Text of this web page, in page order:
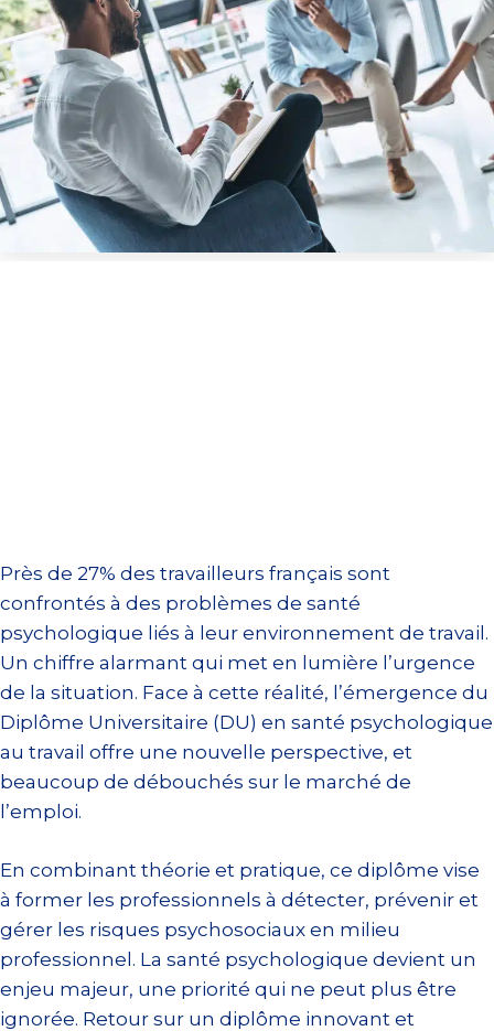
Près de 27% des travailleurs français sont
confrontés à des problèmes de santé
psychologique liés à leur environnement de travail.
Un chiffre alarmant qui met en lumière l’urgence
de la situation. Face à cette réalité, l’émergence du
Diplôme Universitaire (DU) en santé psychologique
au travail offre une nouvelle perspective, et
beaucoup de débouchés sur le marché de
l’emploi.
En combinant théorie et pratique, ce diplôme vise
à former les professionnels à détecter, prévenir et
gérer les risques psychosociaux en milieu
professionnel. La santé psychologique devient un
enjeu majeur, une priorité qui ne peut plus être
ignorée. Retour sur un diplôme innovant et